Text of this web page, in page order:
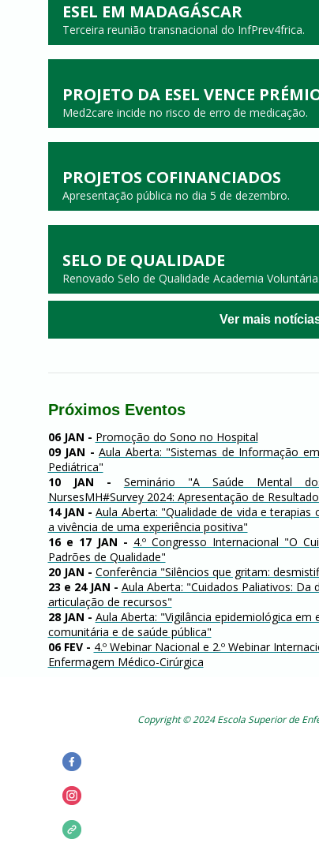
ESEL EM MADAGÁSCAR
Terceira reunião transnacional do InfPrev4frica.
PROJETO DA ESEL VENCE
Med2care incide no risco de erro de medicação.
PROJETOS COFINANCIADOS
Apresentação pública no dia 5 de dezembro.
SELO DE QUALIDADE
Renovado Selo de Qualidade Academia Voluntária.
Ver mais
Próximos Eventos
06 JAN - Promoção do Sono no Hospital
09 JAN -Aula Aberta: "Sistemas de Informação
Pediátrica"
10 JAN - Seminário "A Saúde Mental
NursesMH#Survey 2024: Apresentação de
14 JAN -Aula Aberta: "Qualidade de vida e
a vivência de uma experiência positiva"
16 e 17 JAN - 4.º Congresso Internacional "O
Padrões de Qualidade"
20 JAN - Conferência "Silêncios que gritam:
23 e 24 JAN - Aula Aberta: "Cuidados Paliativos: Da
articulação de recursos"
28 JAN - Aula Aberta: "Vigilância epidemiológica em
comunitária e de saúde pública"
06 FEV - 4.º Webinar Nacional e 2.º Webinar
Enfermagem Médico-Cirúrgica
Copyright © 2024 Escola Superior de